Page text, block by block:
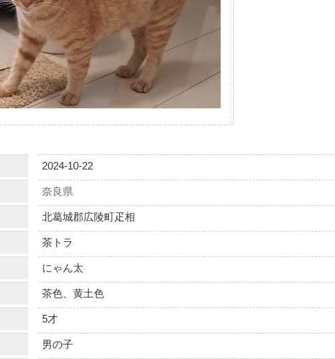
2024-10-22
奈良県
北葛城郡広陵町疋相
茶トラ
にゃん太
茶色、黄土色
5才
男の子